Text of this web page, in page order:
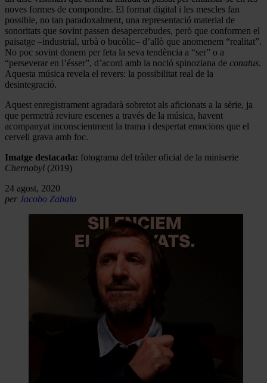
noves formes de compondre. El format digital i les mescles fan
possible, no tan paradoxalment, una representació material de
sonoritats que sovint passen desapercebudes, però que conformen el
paisatge –industrial, urbà o bucòlic– d’allò que anomenem “realitat”.
No poc sovint donem per feta la seva tendència a “ser” o a
“perseverar en l’ésser”, d’acord amb la noció spinoziana de conatus.
Aquesta música revela el revers: la possibilitat real de la
desintegració.
Aquest enregistrament agradarà sobretot als aficionats a la sèrie, ja
que permetrà reviure escenes a través de la música, havent
acompanyat inconscientment la trama i despertat emocions que el
cervell grava amb foc.
Imatge destacada: fotograma del tràiler oficial de la miniserie
Chernobyl (2019)
24 agost, 2020
per Jacobo Zabalo